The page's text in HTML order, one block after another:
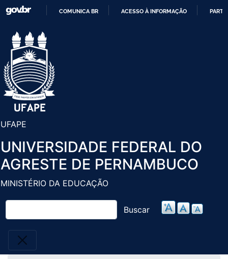
Pular
COMUNICA BR ACESSO À INFORMAÇÃO
UFAPE
UNIVERSIDADE FEDERAL DO
AGRESTE DE PERNAMBUCO
MINISTÉRIO DA EDUCAÇÃO
Buscar